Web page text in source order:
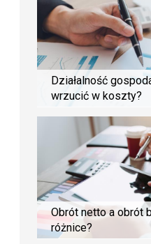
Działalność
wrzucić w koszty?
Obrót netto a obrót
różnice?